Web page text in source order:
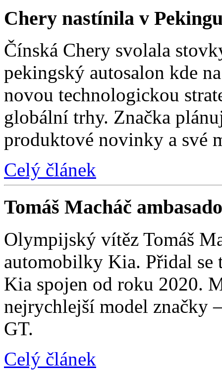
Chery nastínila v
Čínská Chery svolala
pekingský autosalon kde
novou technologickou
globální trhy. Značka
produktové novinky a své
Celý článek
Tomáš Macháč
Olympijský vítěz Tomáš
automobilky Kia. Přidal se
Kia spojen od roku 2020.
nejrychlejší model značky
GT.
Celý článek